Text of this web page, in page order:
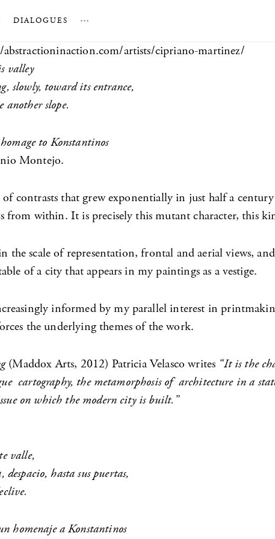
DIALOGUES …
artists/cipriano-martinez/
valley
slowly, toward its entrance,
another slope.
to Konstantinos
Montejo.
contrasts that grew exponentially in just half a
from within. It is precisely this mutant character, this
the scale of representation, frontal and aerial views,
of a city that appears in my paintings as a vestige.
informed by my parallel interest in
the underlying themes of the work.
(Maddox Arts, 2012) Patricia Velasco writes “It is the
cartography, the metamorphosis of architecture in a
on which the modern city is built.”
valle,
despacio, hasta sus puertas,
homenaje a Konstantinos